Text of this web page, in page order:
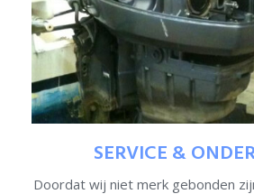
SERVICE &
Doordat wij niet merk gebonden